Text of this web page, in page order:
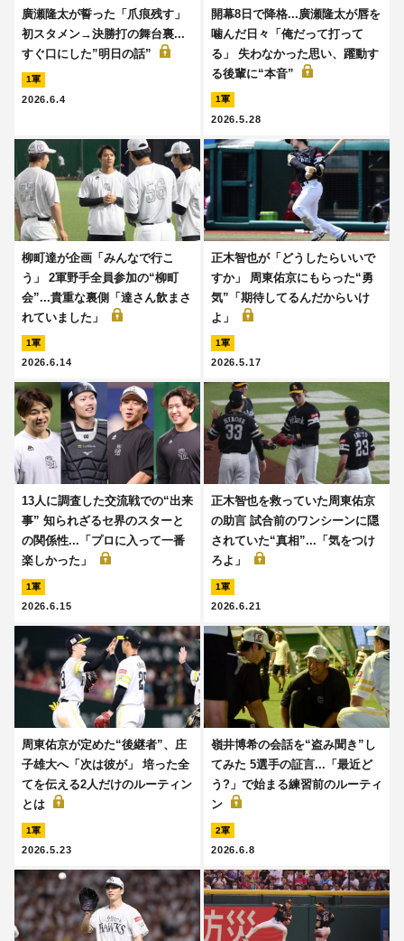
廣瀬隆太が誓った「爪痕残す」
初スタメン→決勝打の舞台裏...
すぐ口にした”明日の話”
1軍
2026.6.4
開幕8日で降格...廣瀬隆太が唇を
噛んだ日々「俺だって打って
る」 失わなかった思い、躍動す
る後輩に“本音”
1軍
2026.5.28
柳町達が企画「みんなで行こ
う」 2軍野手全員参加の“柳町
会”...貴重な裏側「達さん飲まさ
れていました」
1軍
2026.6.14
正木智也が「どうしたらいいで
すか」 周東佑京にもらった“勇
気”「期待してるんだからいけ
よ」
1軍
2026.5.17
13人に調査した交流戦での“出来
事” 知られざるセ界のスターと
の関係性...「プロに入って一番
楽しかった」
1軍
2026.6.15
正木智也を救っていた周東佑京
の助言 試合前のワンシーンに隠
されていた“真相”...「気をつけ
ろよ」
1軍
2026.6.21
周東佑京が定めた“後継者”、庄
子雄大へ「次は彼が」 培った全
てを伝える2人だけのルーティン
とは
1軍
2026.5.23
嶺井博希の会話を“盗み聞き”し
てみた 5選手の証言...「最近ど
う?」で始まる練習前のルーティ
ン
2軍
2026.6.8